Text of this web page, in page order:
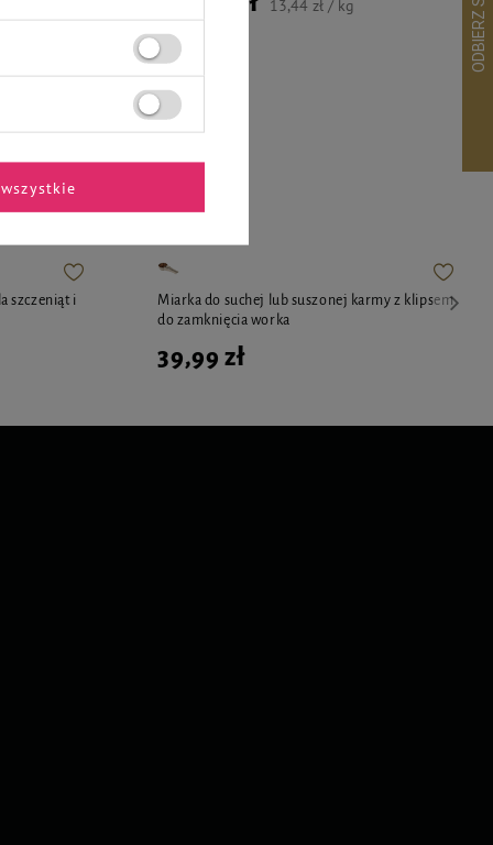
13,44 zł / kg
szczeniąt i
Miarka do suchej lub suszonej karmy z klipsem
do zamknięcia worka
39,99 zł